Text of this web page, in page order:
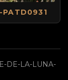
DE-LA-LUNA-
PATD0931